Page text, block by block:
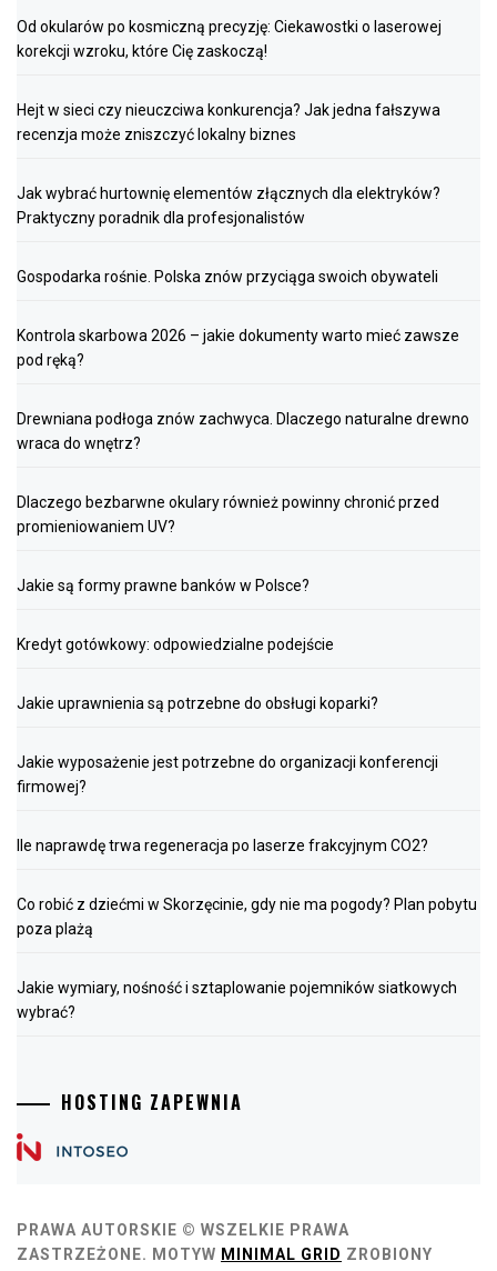
Od okularów po kosmiczną precyzję: Ciekawostki o laserowej
korekcji wzroku, które Cię zaskoczą!
Hejt w sieci czy nieuczciwa konkurencja? Jak jedna fałszywa
recenzja może zniszczyć lokalny biznes
Jak wybrać hurtownię elementów złącznych dla elektryków?
Praktyczny poradnik dla profesjonalistów
Gospodarka rośnie. Polska znów przyciąga swoich obywateli
Kontrola skarbowa 2026 – jakie dokumenty warto mieć zawsze
pod ręką?
Drewniana podłoga znów zachwyca. Dlaczego naturalne drewno
wraca do wnętrz?
Dlaczego bezbarwne okulary również powinny chronić przed
promieniowaniem UV?
Jakie są formy prawne banków w Polsce?
Kredyt gotówkowy: odpowiedzialne podejście
Jakie uprawnienia są potrzebne do obsługi koparki?
Jakie wyposażenie jest potrzebne do organizacji konferencji
firmowej?
Ile naprawdę trwa regeneracja po laserze frakcyjnym CO2?
Co robić z dziećmi w Skorzęcinie, gdy nie ma pogody? Plan pobytu
poza plażą
Jakie wymiary, nośność i sztaplowanie pojemników siatkowych
wybrać?
HOSTING ZAPEWNIA
PRAWA AUTORSKIE © WSZELKIE PRAWA
ZASTRZEŻONE. MOTYW MINIMAL GRID ZROBIONY